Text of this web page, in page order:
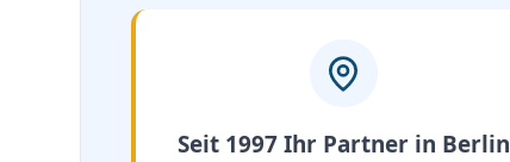
Seit 1997 Ihr Partner in Berlin